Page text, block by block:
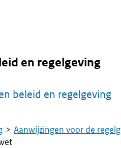
en regelgeving
beleid en regelgeving
Aanwijzingen voor de